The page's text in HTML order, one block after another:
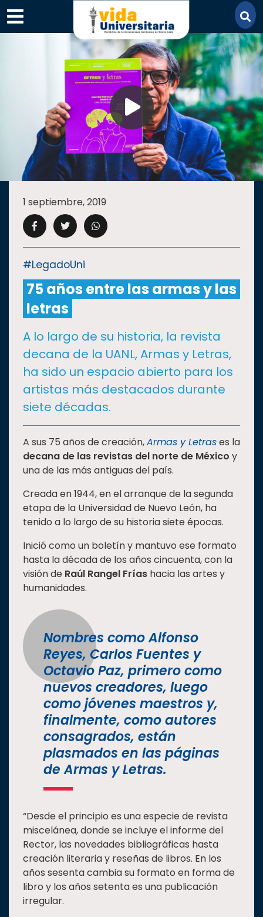
×
SECCIONES
ACADEMIA
CAMPUS UANL
CULTURA
I+D+IEXPERTOS
SALUD
SUSTENTABILIDAD
TEMAS
Oferta
educativa
Estudiantes
Rectoría
Investigación
Responsabilidad
social
Vinculación
Historia
Universiada
Nacional
1 septiembre, 2019
#LegadoUni
75 años entre las armas y las
letras
A lo largo de su historia, la revista
decana de la UANL, Armas y Letras,
ha sido un espacio abierto para los
artistas más destacados durante
siete décadas.
A sus 75 años de creación,Armas y Letrases la
decana de las revistas del norte de México y
una de las más antiguas del país.
Creada en 1944, en el arranque de la segunda
etapa de la Universidad de Nuevo León, ha
tenido a lo largo de su historia siete épocas.
Inició como un boletín y mantuvo ese formato
hasta la década de los años cincuenta, con la
visión de Raúl Rangel Frías hacia las artes y
humanidades.
Nombres como Alfonso
Reyes, Carlos Fuentes y
Octavio Paz, primero como
nuevos creadores, luego
como jóvenes maestros y,
finalmente, como autores
consagrados, están
plasmados en las páginas
de Armas y Letras.
“Desde el principio es una especie de revista
miscelánea, donde se incluye el informe del
Rector, las novedades bibliográficas hasta
creación literaria y reseñas de libros. En los
años sesenta cambia su formato en forma de
libro y los años setenta es una publicación
irregular.